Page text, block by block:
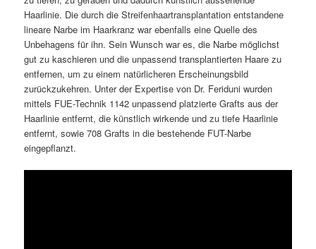
Haarlinie. Die durch die Streifenhaartransplantation entstandene
lineare Narbe im Haarkranz war ebenfalls eine Quelle des
Unbehagens für ihn. Sein Wunsch war es, die Narbe möglichst
gut zu kaschieren und die unpassend transplantierten Haare zu
entfernen, um zu einem natürlicheren Erscheinungsbild
zurückzukehren. Unter der Expertise von Dr. Feriduni wurden
mittels FUE-Technik 1142 unpassend platzierte Grafts aus der
Haarlinie entfernt, die künstlich wirkende und zu tiefe Haarlinie
entfernt, sowie 708 Grafts in die bestehende FUT-Narbe
eingepflanzt.